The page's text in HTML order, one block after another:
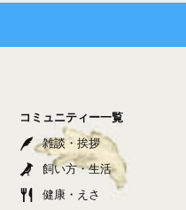
コミュニティー一覧
雑談・挨拶
飼い方・生活
健康・えさ